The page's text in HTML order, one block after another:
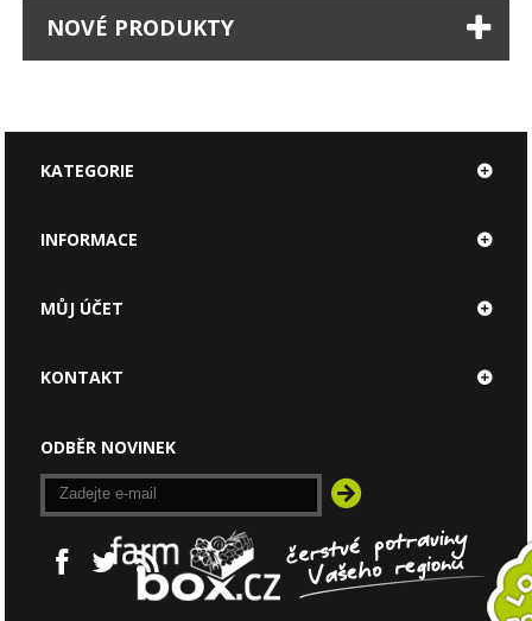
NOVÉ PRODUKTY
KATEGORIE
INFORMACE
MŮJ ÚČET
KONTAKT
ODBĚR NOVINEK